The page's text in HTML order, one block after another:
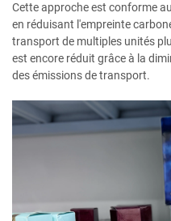
Cette approche est conforme
en réduisant l'empreinte
transport de multiples unités
est encore réduit grâce à la
des émissions de transport.